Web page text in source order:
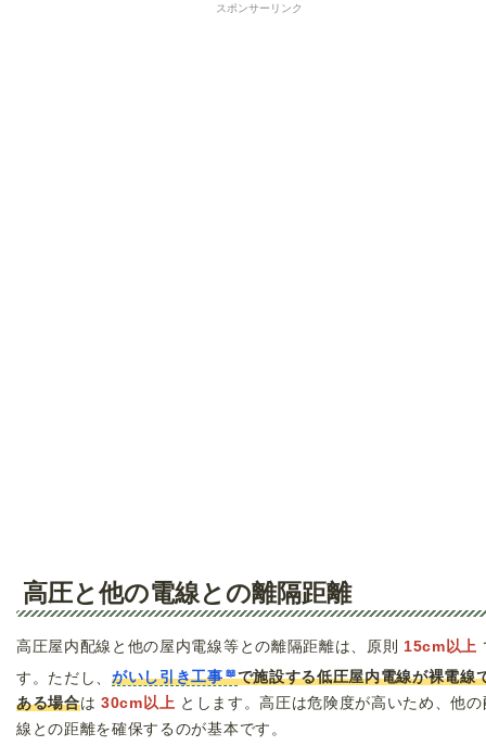
スポンサーリンク
高圧と他の電線との離隔距離
高圧屋内配線と他の屋内電線等との離隔距離は、原則 15cm以上
す。ただし、がいし引き工事
で施設する低圧屋内電線が裸電線
ある場合は30cm以上 とします。高圧は危険度が高いため、他の
線との距離を確保するのが基本です。